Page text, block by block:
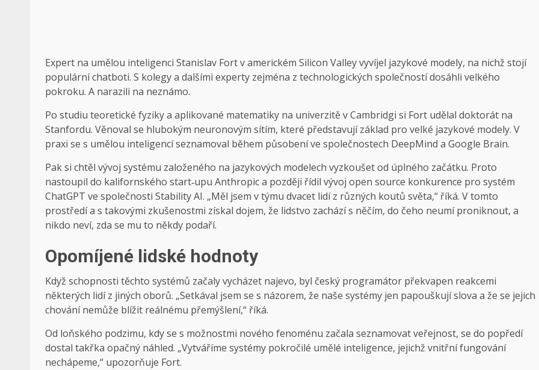
Expert na umělou inteligenci Stanislav Fort v americkém Silicon Valley vyvíjel jazykové modely, na nichž stojí
populární chatboti. S kolegy a dalšími experty zejména z technologických společností dosáhli velkého
pokroku. A narazili na neznámo.
Po studiu teoretické fyziky a aplikované matematiky na univerzitě v Cambridgi si Fort udělal doktorát na
Stanfordu. Věnoval se hlubokým neuronovým sítím, které představují základ pro velké jazykové modely. V
praxi se s umělou inteligencí seznamoval během působení ve společnostech DeepMind a Google Brain.
Pak si chtěl vývoj systému založeného na jazykových modelech vyzkoušet od úplného začátku. Proto
nastoupil do kalifornského start‑upu Anthropic a později řídil vývoj open source konkurence pro systém
ChatGPT ve společnosti Stability AI. „Měl jsem v týmu dvacet lidí z různých koutů světa,“ říká. V tomto
prostředí a s takovými zkušenostmi získal dojem, že lidstvo zachází s něčím, do čeho neumí proniknout, a
nikdo neví, zda se mu to někdy podaří.
Opomíjené lidské hodnoty
Když schopnosti těchto systémů začaly vycházet najevo, byl český programátor překvapen reakcemi
některých lidí z jiných oborů. „Setkával jsem se s názorem, že naše systémy jen papouškují slova a že se jejich
chování nemůže blížit reálnému přemýšlení,“ říká.
Od loňského podzimu, kdy se s možnostmi nového fenoménu začala seznamovat veřejnost, se do popředí
dostal takřka opačný náhled. „Vytváříme systémy pokročilé umělé inteligence, jejichž vnitřní fungování
nechápeme,“ upozorňuje Fort.